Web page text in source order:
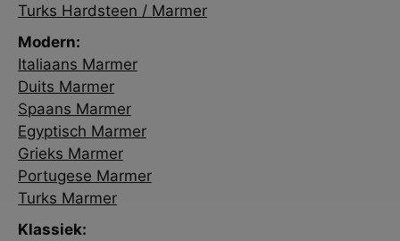
Turks Hardsteen / Marmer
Modern:
Italiaans Marmer
Duits Marmer
Spaans Marmer
Egyptisch Marmer
Grieks Marmer
Portugese Marmer
Turks Marmer
Klassiek: